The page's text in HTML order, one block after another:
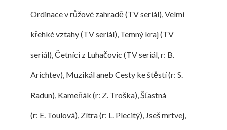
Ordinace v růžové zahradě (TV seriál), Velmi
křehké vztahy (TV seriál), Temný kraj (TV
seriál), Četníci z Luhačovic (TV seriál, r: B.
Arichtev), Muzikál aneb Cesty ke štěstí (r: S.
Radun), Kameňák (r: Z. Troška), Šťastná
(r: E. Toulová), Zítra (r: L. Plecitý), Jseš mrtvej,